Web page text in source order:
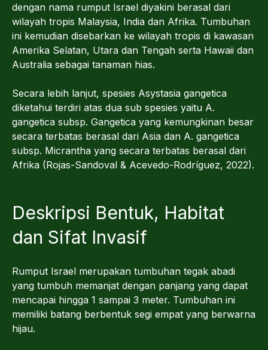
dengan nama rumput Israel diyakini berasal dari
wilayah tropis Malaysia, India dan Afrika. Tumbuhan
ini kemudian disebarkan ke wilayah tropis di kawasan
Amerika Selatan, Utara dan Tengah serta Hawaii dan
Australia sebagai tanaman hias.
Secara lebih lanjut, spesies Asystasia gangetica
diketahui terdiri atas dua sub spesies yaitu A.
gangetica subsp. Gangetica yang kemungkinan besar
secara terbatas berasal dari Asia dan A. gangetica
subsp. Micrantha yang secara terbatas berasal dari
Afrika (Rojas-Sandoval & Acevedo-Rodríguez, 2022).
Deskripsi Bentuk, Habitat
dan Sifat Invasif
Rumput Israel merupakan tumbuhan tegak abadi
yang tumbuh memanjat dengan panjang yang dapat
mencapai hingga 1 sampai 3 meter. Tumbuhan ini
memiliki batang berbentuk segi empat yang berwarna
hijau.